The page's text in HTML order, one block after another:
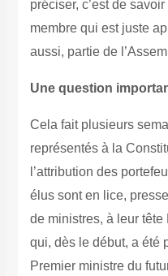
préciser, c’est de
membre qui est juste
aussi, partie de
Une question
Cela fait plusieurs
représentés à la
l’attribution des
élus sont en lice,
de ministres, à leur tête
qui, dès le début, a été
Premier ministre du